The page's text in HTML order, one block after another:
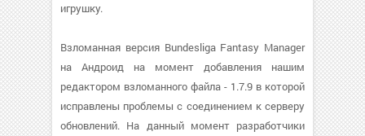
игрушку.
Взломанная версия Bundesliga Fantasy Manager
на Андроид на момент добавления нашим
редактором взломанного файла - 1.7.9 в которой
исправлены проблемы с соединением к серверу
обновлений. На данный момент разработчики